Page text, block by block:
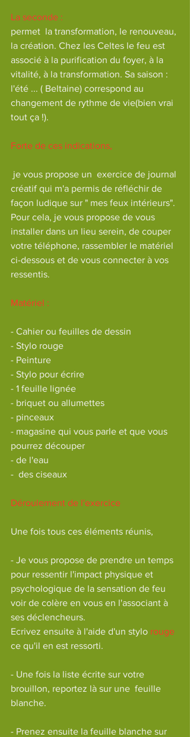
La seconde :
permet  la transformation, le renouveau,
la création. Chez les Celtes le feu est
associé à la purification du foyer, à la
vitalité, à la transformation. Sa saison :
l'été ... ( Beltaine) correspond au
changement de rythme de vie(bien vrai
tout ça !).
Forte de ces indications,
créatif qui m'a permis de réfléchir de
façon ludique sur " mes feux intérieurs".
Pour cela, je vous propose de vous
installer dans un lieu serein, de couper
votre téléphone, rassembler le matériel
ci-dessous et de vous connecter à vos
ressentis.
Matériel :
- Cahier ou feuilles de dessin
- Stylo rouge
- Peinture
- Stylo pour écrire
- 1 feuille lignée
- briquet ou allumettes
- pinceaux
- magasine qui vous parle et que vous
pourrez découper
- de l'eau
-  des ciseaux
Déroulement de l'exercice
Une fois tous ces éléments réunis,
- Je vous propose de prendre un temps
pour ressentir l'impact physique et
psychologique de la sensation de feu
voir de colère en vous en l'associant à
ses déclencheurs.
Ecrivez ensuite à l'aide d'un stylo rouge
ce qu'il en est ressorti.
- Une fois la liste écrite sur votre
brouillon, reportez là sur une  feuille
blanche.
- Prenez ensuite la feuille blanche sur